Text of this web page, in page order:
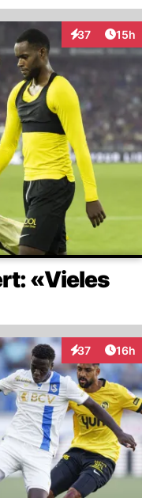
37
Interaktionen
15h
«Vieles
37
Interaktionen
16h